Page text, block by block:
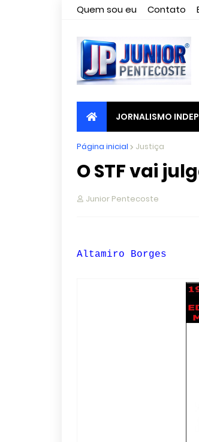
Quem sou eu Contato
JORNALISMO
Página inicial Justiça
O STF vai
Junior Pentecoste
Altamiro Borges